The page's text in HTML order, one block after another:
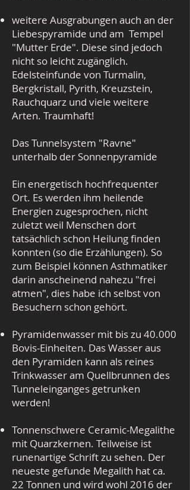
weitere Ausgrabungen auch an der
Liebespyramide und am Tempel
"Mutter Erde". Diese sind jedoch
nicht so leicht zugänglich.
Edelsteinfunde von Turmalin,
Bergkristall, Pyrith, Kreuzstein,
Rauchquarz und viele weitere
Arten. Traumhaft!
Das Tunnelsystem "Ravne"
unterhalb der Sonnenpyramide
Ein energetisch hochfrequenter
Ort. Es werden ihm heilende
Energien zugesprochen, nicht
zuletzt weil Menschen dort
tatsächlich schon Heilung finden
konnten (so die Erzählungen). So
zum Beispiel können Asthmatiker
darin anscheinend nahezu "frei
atmen", dies habe ich selbst von
Besuchern schon gehört.
Pyramidenwasser mit bis zu 40.000
Bovis-Einheiten. Das Wasser aus
den Pyramiden kann als reines
Trinkwasser am Quellbrunnen des
Tunneleinganges getrunken
werden!
Tonnenschwere Ceramic-Megalithe
mit Quarzkernen. Teilweise ist
runenartige Schrift zu sehen. Der
neueste gefunde Megalith hat ca.
22 Tonnen und wird wohl 2016 der